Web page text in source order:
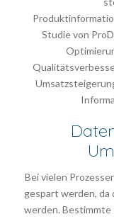
Studie von
Bei vielen
gespart werden,
werden. Bestimmte